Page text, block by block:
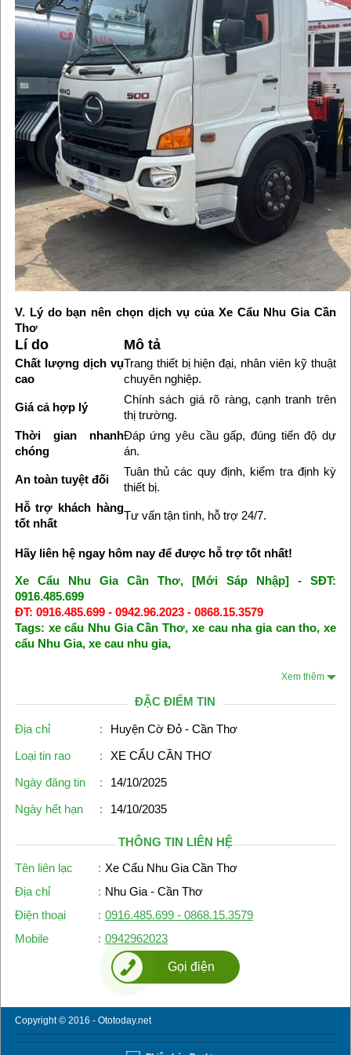
V. Lý do bạn nên chọn dịch vụ của Xe Cẩu Nhu Gia Cần
Thơ
Lí do Mô tả
Chất lượng dịch vụ
cao
Trang thiết bị hiện đại, nhân viên kỹ thuật
chuyên nghiệp.
Giá cả hợp lý
Chính sách giá rõ ràng, cạnh tranh trên
thị trường.
Thời gian nhanh
chóng
Đáp ứng yêu cầu gấp, đúng tiến độ dự
án.
An toàn tuyệt đối
Tuân thủ các quy định, kiểm tra định kỳ
thiết bị.
Hỗ trợ khách hàng
tốt nhất
Tư vấn tận tình, hỗ trợ 24/7.
Hãy liên hệ ngay hôm nay để được hỗ trợ tốt nhất!
Xe Cẩu Nhu Gia Cần Thơ, [Mới Sáp Nhập] - SĐT:
0916.485.699
ĐT: 0916.485.699 - 0942.96.2023 - 0868.15.3579
Tags: xe cẩu Nhu Gia Cần Thơ, xe cau nha gia can tho, xe
cẩu Nhu Gia, xe cau nhu gia,
Xem thêm
ĐẶC ĐIỂM TIN
Địa chỉ :
Huyện Cờ Đỏ - Cần Thơ
Loại tin rao
:
XE CẨU CẦN THƠ
Ngày đăng tin
:
14/10/2025
Ngày hết hạn
: 14/10/2035
THÔNG TIN LIÊN HỆ
Tên liên lạc
: Xe Cẩu Nhu Gia Cần Thơ
Địa chỉ
: Nhu Gia - Cần Thơ
Điện thoại
: 0916.485.699 - 0868.15.3579
Mobile
: 0942962023
Gọi điện
Copyright © 2016 - Ototoday.net